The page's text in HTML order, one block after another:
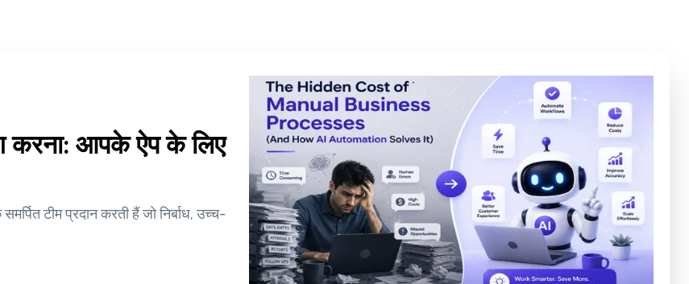
करना: आपके ऐप के लिए
टीम प्रदान करती हैं जो निर्बाध, उच्च-